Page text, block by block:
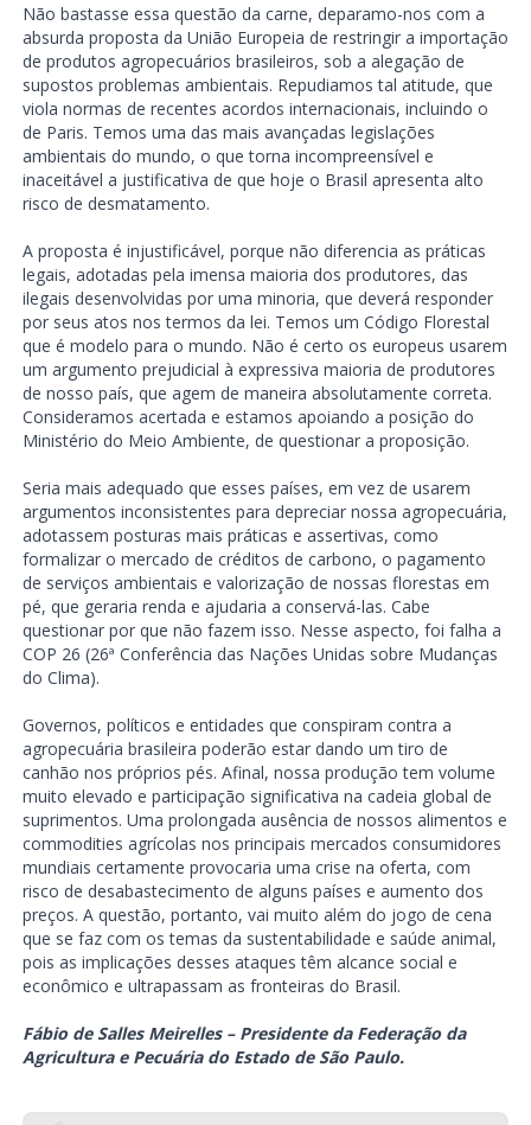
Não bastasse essa questão da carne, deparamo-nos com a
absurda proposta da União Europeia de restringir a importação
de produtos agropecuários brasileiros, sob a alegação de
supostos problemas ambientais. Repudiamos tal atitude, que
viola normas de recentes acordos internacionais, incluindo o
de Paris. Temos uma das mais avançadas legislações
ambientais do mundo, o que torna incompreensível e
inaceitável a justificativa de que hoje o Brasil apresenta alto
risco de desmatamento.
A proposta é injustificável, porque não diferencia as práticas
legais, adotadas pela imensa maioria dos produtores, das
ilegais desenvolvidas por uma minoria, que deverá responder
por seus atos nos termos da lei. Temos um Código Florestal
que é modelo para o mundo. Não é certo os europeus usarem
um argumento prejudicial à expressiva maioria de produtores
de nosso país, que agem de maneira absolutamente correta.
Consideramos acertada e estamos apoiando a posição do
Ministério do Meio Ambiente, de questionar a proposição.
Seria mais adequado que esses países, em vez de usarem
argumentos inconsistentes para depreciar nossa agropecuária,
adotassem posturas mais práticas e assertivas, como
formalizar o mercado de créditos de carbono, o pagamento
de serviços ambientais e valorização de nossas florestas em
pé, que geraria renda e ajudaria a conservá-las. Cabe
questionar por que não fazem isso. Nesse aspecto, foi falha a
COP 26 (26ª Conferência das Nações Unidas sobre Mudanças
do Clima).
Governos, políticos e entidades que conspiram contra a
agropecuária brasileira poderão estar dando um tiro de
canhão nos próprios pés. Afinal, nossa produção tem volume
muito elevado e participação significativa na cadeia global de
suprimentos. Uma prolongada ausência de nossos alimentos e
commodities agrícolas nos principais mercados consumidores
mundiais certamente provocaria uma crise na oferta, com
risco de desabastecimento de alguns países e aumento dos
preços. A questão, portanto, vai muito além do jogo de cena
que se faz com os temas da sustentabilidade e saúde animal,
pois as implicações desses ataques têm alcance social e
econômico e ultrapassam as fronteiras do Brasil.
Fábio de Salles Meirelles – Presidente da Federação da
Agricultura e Pecuária do Estado de São Paulo.